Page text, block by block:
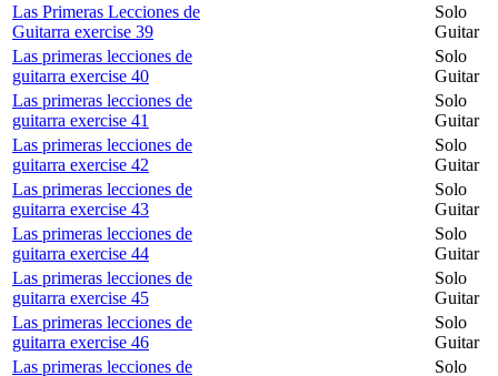
Las Primeras Lecciones de
Guitarra exercise 39
Solo
Guitar
Las primeras lecciones de
guitarra exercise 40
Solo
Guitar
Las primeras lecciones de
guitarra exercise 41
Solo
Guitar
Las primeras lecciones de
guitarra exercise 42
Solo
Guitar
Las primeras lecciones de
guitarra exercise 43
Solo
Guitar
Las primeras lecciones de
guitarra exercise 44
Solo
Guitar
Las primeras lecciones de
guitarra exercise 45
Solo
Guitar
Las primeras lecciones de
guitarra exercise 46
Solo
Guitar
Las primeras lecciones de
Solo